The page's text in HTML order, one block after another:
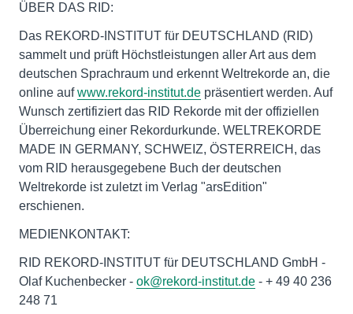
ÜBER DAS RID:
Das REKORD-INSTITUT für DEUTSCHLAND (RID)
sammelt und prüft Höchstleistungen aller Art aus dem
deutschen Sprachraum und erkennt Weltrekorde an, die
online aufwww.rekord-institut.de präsentiert werden. Auf
Wunsch zertifiziert das RID Rekorde mit der offiziellen
Überreichung einer Rekordurkunde. WELTREKORDE
MADE IN GERMANY, SCHWEIZ, ÖSTERREICH, das
vom RID herausgegebene Buch der deutschen
Weltrekorde ist zuletzt im Verlag "arsEdition"
erschienen.
MEDIENKONTAKT:
RID REKORD-INSTITUT für DEUTSCHLAND GmbH -
Olaf Kuchenbecker - ok@rekord-institut.de - + 49 40 236
248 71